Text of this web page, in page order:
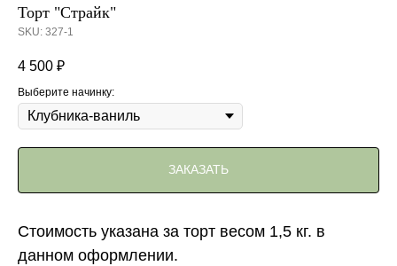
Торт "Страйк"
SKU: 327-1
4 500 ₽
Выберите начинку:
ЗАКАЗАТЬ
Стоимость указана за торт весом 1,5 кг. в
данном оформлении.